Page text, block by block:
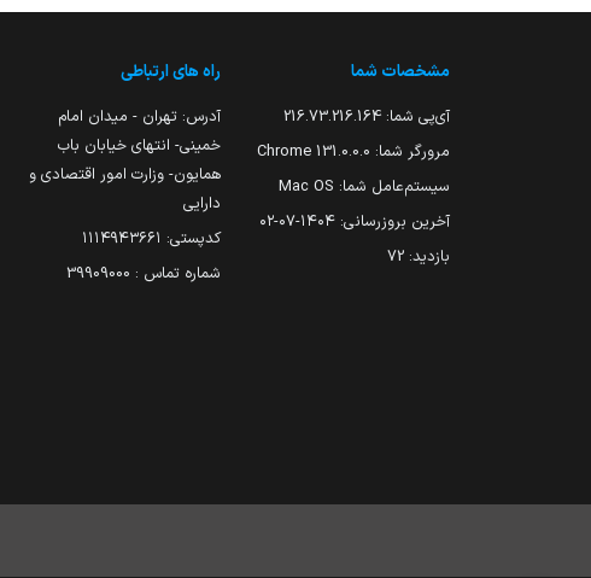
مشخصات شما
آی‌پی شما: 216.73.216.164
مرورگر شما: 131.0.0.0 Chrome
سیستم‌عامل شما: Mac OS
آخرین بروزرسانی: ۱۴۰۴-۰۷-۰۲
بازدید: 72
راه های ارتباطی
آدرس: تهران - میدان امام
خمینی- انتهای خیابان باب
همایون- وزارت امور اقتصادی و
دارایی
کدپستی: ۱۱۱۴۹۴۳۶۶۱
شماره تماس : 39909000